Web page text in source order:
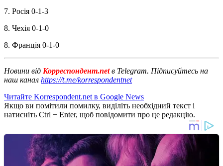
7. Росія 0-1-3
8. Чехія 0-1-0
8. Франція 0-1-0
Новини від Корреспондент.netв Telegram. Підписуйтесь на
наш канал https://t.me/korrespondentnet
Читайте Korrespondent.net в Google News
Якщо ви помітили помилку, виділіть необхідний текст і
натисніть Ctrl + Enter, щоб повідомити про це редакцію.